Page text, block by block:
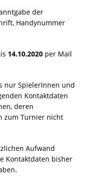
der
Handynummer
14.10.2020 per Mail
nur SpielerInnen und
Kontaktdaten
deren
zum Turnier nicht
Aufwand
Kontaktdaten bisher